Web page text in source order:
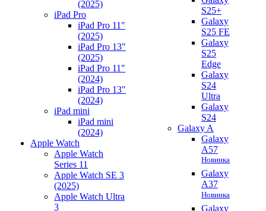
(2025)
iPad Pro
iPad Pro 11"
(2025)
iPad Pro 13"
(2025)
iPad Pro 11"
(2024)
iPad Pro 13"
(2024)
iPad mini
iPad mini
(2024)
Apple Watch
Apple Watch
Series 11
Apple Watch SE 3
(2025)
Apple Watch Ultra
3
S25+
Galaxy
S25 FE
Galaxy
S25
Edge
Galaxy
S24
Ultra
Galaxy
S24
Galaxy A
Galaxy
A57
Новинка
Galaxy
A37
Новинка
Galaxy